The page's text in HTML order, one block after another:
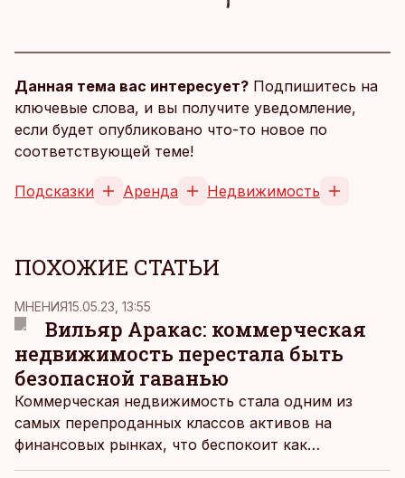
Данная тема вас интересует? Подпишитесь на
ключевые слова, и вы получите уведомление,
если будет опубликовано что-то новое по
соответствующей теме!
Подсказки Аренда Недвижимость
ПОХОЖИЕ СТАТЬИ
MНЕНИЯ15.05.23, 13:55
Вильяр Аракас: коммерческая
недвижимость перестала быть
безопасной гаванью
Коммерческая недвижимость стала одним из
самых перепроданных классов активов на
финансовых рынках, что беспокоит как
инвесторов, журналистов, так и центробанки,